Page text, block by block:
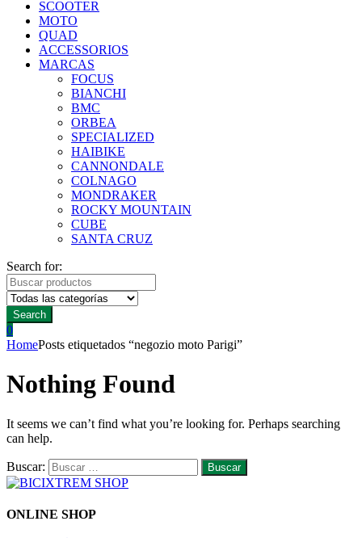
SCOOTER
MOTO
QUAD
ACCESSORIOS
MARCAS
FOCUS
BIANCHI
BMC
ORBEA
SPECIALIZED
HAIBIKE
CANNONDALE
COLNAGO
MONDRAKER
ROCKY MOUNTAIN
CUBE
SANTA CRUZ
Search for:
Search
0
HomePosts etiquetados “negozio moto Parigi”
Nothing Found
It seems we can’t find what you’re looking for. Perhaps searching
can help.
Buscar:
ONLINE SHOP